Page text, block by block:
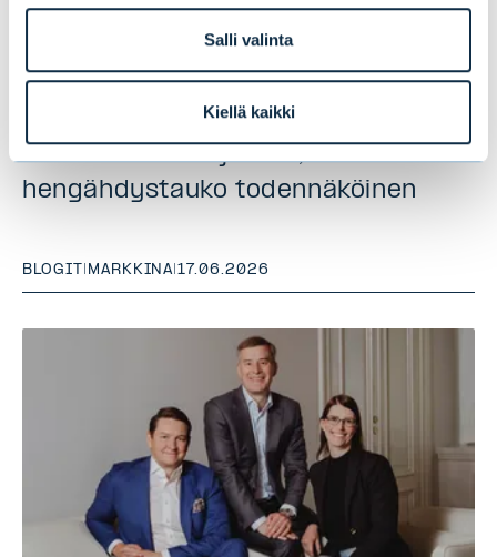
Salli valinta
Kiellä kaikki
Puolivälikatsaus 2026:
Nousumarkkina jatkuu, mutta
hengähdystauko todennäköinen
BLOGIT | MARKKINA|17.06.2026